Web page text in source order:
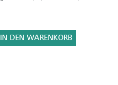
IN DEN WARENKORB